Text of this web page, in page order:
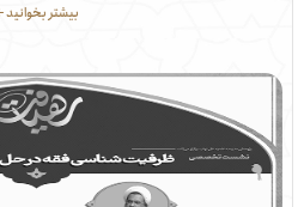
بیشتر بخوانید ←